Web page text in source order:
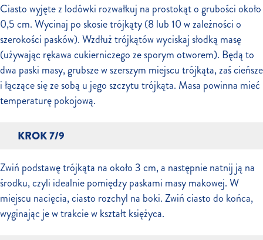
Ciasto wyjęte z lodówki rozwałkuj na prostokąt o grubości około
0,5 cm. Wycinaj po skosie trójkąty (8 lub 10 w zależności o
szerokości pasków). Wzdłuż trójkątów wyciskaj słodką masę
(używając rękawa cukierniczego ze sporym otworem). Będą to
dwa paski masy, grubsze w szerszym miejscu trójkąta, zaś cieńsze
i łączące się ze sobą u jego szczytu trójkąta. Masa powinna mieć
temperaturę pokojową.
KROK 7/9
Zwiń podstawę trójkąta na około 3 cm, a następnie natnij ją na
środku, czyli idealnie pomiędzy paskami masy makowej. W
miejscu nacięcia, ciasto rozchyl na boki. Zwiń ciasto do końca,
wyginając je w trakcie w kształt księżyca.